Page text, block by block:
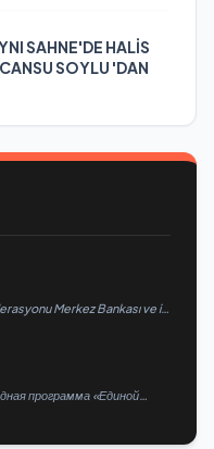
SAHNE'DE HALİS
SOYLU 'DAN
Merkez Bankası ve iş
программа «Единой